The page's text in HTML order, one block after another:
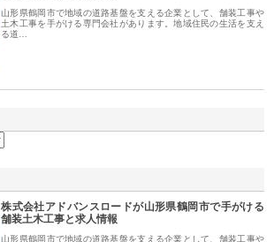
山形県鶴岡市で地域の道路基盤を支える企業として、舗装工事や
土木工事を手がける専門会社があります。地域住民の生活を支え
る道…
株式会社アドバンスロードが山形県鶴岡市で手がける
舗装土木工事と求人情報
山形県鶴岡市で地域の道路基盤を支える企業として、舗装工事や